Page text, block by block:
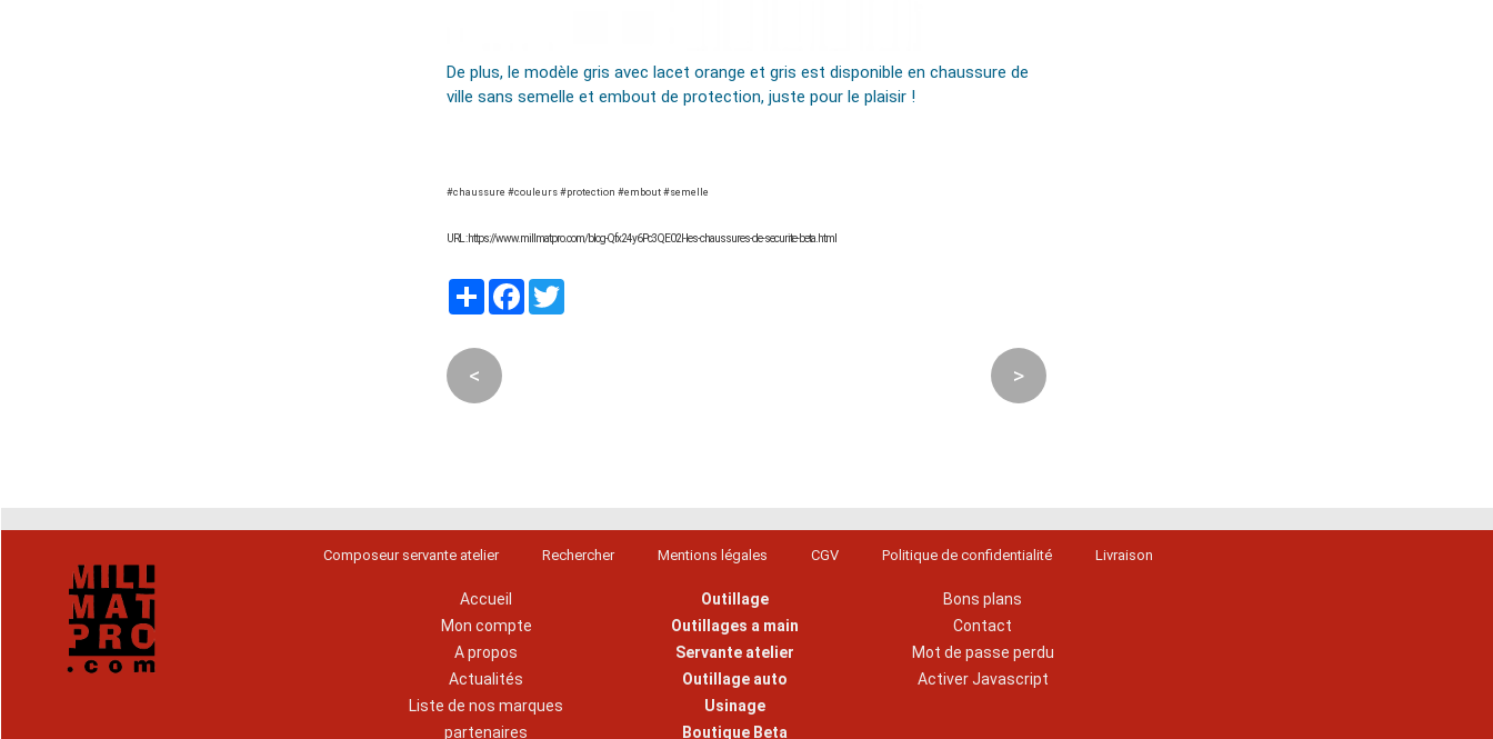
De plus, le modèle gris avec lacet orange et gris est disponible en chaussure de
ville sans semelle et embout de protection, juste pour le plaisir !
#chaussure #couleurs #protection #embout #semelle
URL : https://www.millmatpro.com/blog-Qfx24y6Pc3QE02l-les-chaussures-de-securite-beta.html
PartagerFacebook
< >
Composeur servante atelier Rechercher Mentions légales CGV Politique de confidentialité Livraison
Accueil
Mon compte
A propos
Actualités
Liste de nos marques
partenaires
Outillage
Outillages a main
Servante atelier
Outillage auto
Usinage
Boutique Beta
Bons plans
Contact
Mot de passe perdu
Activer Javascript